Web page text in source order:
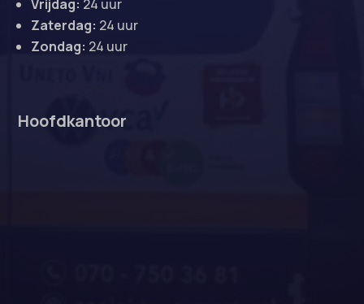
Vrijdag: 24 uur
Zaterdag: 24 uur
Zondag: 24 uur
Hoofdkantoor